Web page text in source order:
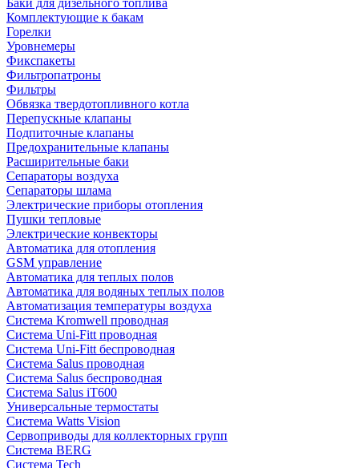
Комплектующие к бакам
Горелки
Уровнемеры
Фикспакеты
Фильтропатроны
Фильтры
Обвязка твердотопливного котла
Перепускные клапаны
Подпиточные клапаны
Предохранительные клапаны
Расширительные баки
Сепараторы воздуха
Сепараторы шлама
Электрические приборы отопления
Пушки тепловые
Электрические конвекторы
Автоматика для отопления
GSM управление
Автоматика для теплых полов
Автоматика для водяных теплых полов
Автоматизация температуры воздуха
Система Kromwell проводная
Система Uni-Fitt проводная
Система Uni-Fitt беспроводная
Система Salus проводная
Система Salus беспроводная
Система Salus iT600
Универсальные термостаты
Система Watts Vision
Сервоприводы для коллекторных групп
Система BERG
Система Tech